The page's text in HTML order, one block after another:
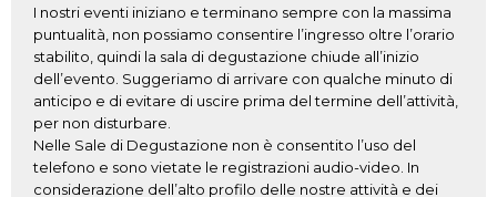
I nostri eventi iniziano e terminano sempre con la massima
puntualità, non possiamo consentire l’ingresso oltre l’orario
stabilito, quindi la sala di degustazione chiude all’inizio
dell’evento. Suggeriamo di arrivare con qualche minuto di
anticipo e di evitare di uscire prima del termine dell’attività,
per non disturbare.
Nelle Sale di Degustazione non è consentito l’uso del
telefono e sono vietate le registrazioni audio-video. In
considerazione dell’alto profilo delle nostre attività e dei